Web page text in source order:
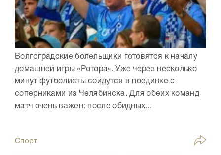
Волгоградские болельщики готовятся к началу
домашней игры «Ротора». Уже через несколько
минут футболисты сойдутся в поединке с
соперниками из Челябинска. Для обеих команд
матч очень важен: после обидных...
Спорт